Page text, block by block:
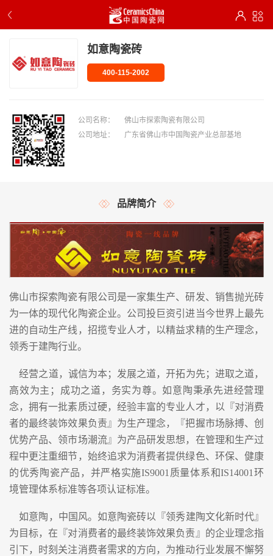
如意陶瓷砖
400-115-2002
公司名称：
佛山市探索陶瓷有限公司
公司地址：
广东省佛山市中国陶瓷产业总部基地
品牌简介
佛山市探索陶瓷有限公司是一家集生产、研发、销售抛光砖
为一体的现代化陶瓷企业。公司投巨资引进当今世界上最先
进的自动生产线，招揽专业人才，以精益求精的生产理念，
领秀于建陶行业。
经营之道，诚信为本；发展之道，开拓为先；进取之道，
高效为主；成功之道，务实为尊。如意陶秉承先进经营理
念，拥有一批素质过硬，经验丰富的专业人才，以『对消费
者的最终装饰效果负责』为生产理念，『把握市场脉搏、创
优势产品、领市场潮流』为产品研发思想，在管理和生产过
程中更注重细节，始终追求为消费者提供绿色、环保、健康
的优秀陶瓷产品，并严格实施IS9001质量体系和IS14001环
境管理体系标准等各项认证标准。
如意陶，中国风。如意陶瓷砖以『领秀建陶文化新时代』
为目标，在『对消费者的最终装饰效果负责』的企业理念指
引下，时刻关注消费者需求的方向，为推动行业发展不懈努